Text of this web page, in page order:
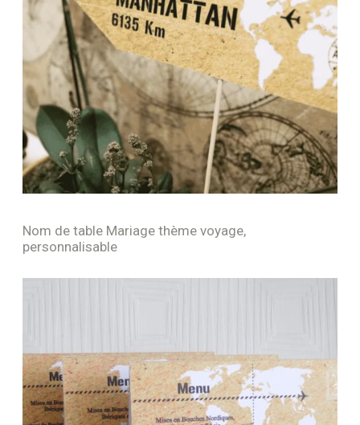
Nom de table Mariage thème voyage,
personnalisable